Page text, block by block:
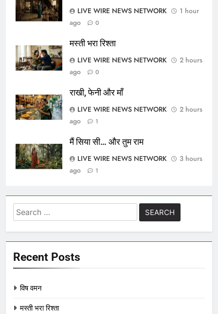
LIVE WIRE NEWS NETWORK
1 hour
ago
0
मस्ती भरा रिश्ता
LIVE WIRE NEWS NETWORK
2 hours
ago
0
राखी, फेनी और माँ
LIVE WIRE NEWS NETWORK
2 hours
ago
1
मैं सिया सी… और तुम राम
LIVE WIRE NEWS NETWORK
3 hours
ago
1
Search
for:
Recent Posts
विष वमन
मस्ती भरा रिश्ता